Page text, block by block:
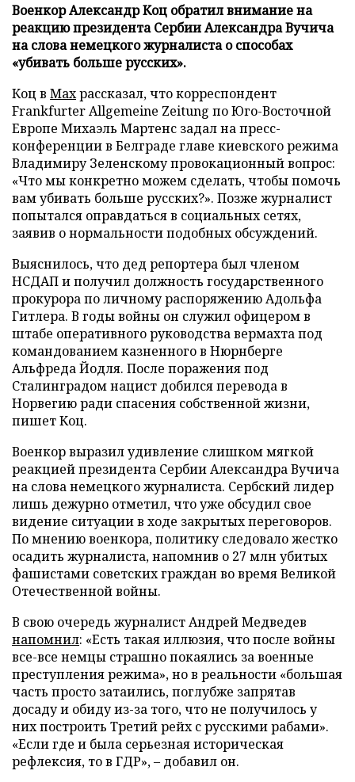
Военкор Александр Коц обратил внимание на
реакцию президента Сербии Александра Вучича
на слова немецкого журналиста о способах
«убивать больше русских».
Коц в Махрассказал, что корреспондент
Frankfurter Allgemeine Zeitung по Юго-Восточной
Европе Михаэль Мартенс задал на пресс-
конференции в Белграде главе киевского режима
Владимиру Зеленскому провокационный вопрос:
«Что мы конкретно можем сделать, чтобы помочь
вам убивать больше русских?». Позже журналист
попытался оправдаться в социальных сетях,
заявив о нормальности подобных обсуждений.
Выяснилось, что дед репортера был членом
НСДАП и получил должность государственного
прокурора по личному распоряжению Адольфа
Гитлера. В годы войны он служил офицером в
штабе оперативного руководства вермахта под
командованием казненного в Нюрнберге
Альфреда Йодля. После поражения под
Сталинградом нацист добился перевода в
Норвегию ради спасения собственной жизни,
пишет Коц.
Военкор выразил удивление слишком мягкой
реакцией президента Сербии Александра Вучича
на слова немецкого журналиста. Сербский лидер
лишь дежурно отметил, что уже обсудил свое
видение ситуации в ходе закрытых переговоров.
По мнению военкора, политику следовало жестко
осадить журналиста, напомнив о 27 млн убитых
фашистами советских граждан во время Великой
Отечественной войны.
В свою очередь журналист Андрей Медведев
напомнил: «Есть такая иллюзия, что после войны
все-все немцы страшно покаялись за военные
преступления режима», но в реальности «большая
часть просто затаились, поглубже запрятав
досаду и обиду из-за того, что не получилось у
них построить Третий рейх с русскими рабами».
«Если где и была серьезная историческая
рефлексия, то в ГДР», – добавил он.